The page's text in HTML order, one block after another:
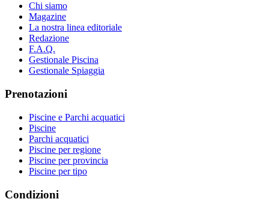
Chi siamo
Magazine
La nostra linea editoriale
Redazione
F.A.Q.
Gestionale Piscina
Gestionale Spiaggia
Prenotazioni
Piscine e Parchi acquatici
Piscine
Parchi acquatici
Piscine per regione
Piscine per provincia
Piscine per tipo
Condizioni